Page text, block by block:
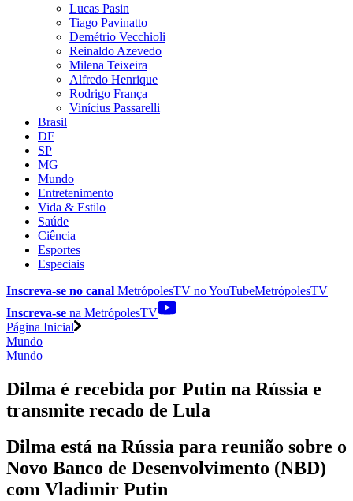
Lucas Pasin
Tiago Pavinatto
Demétrio Vecchioli
Reinaldo Azevedo
Milena Teixeira
Alfredo Henrique
Rodrigo França
Vinícius Passarelli
Brasil
DF
SP
MG
Mundo
Entretenimento
Vida & Estilo
Saúde
Ciência
Esportes
Especiais
Inscreva-se no canal MetrópolesTV noYouTubeMetrópolesTV
Inscreva-se na MetrópolesTV
Página Inicial
Mundo
Mundo
Dilma é recebida por Putin na Rússia e
transmite recado de Lula
Dilma está na Rússia para reunião sobre o
Novo Banco de Desenvolvimento (NBD)
com Vladimir Putin